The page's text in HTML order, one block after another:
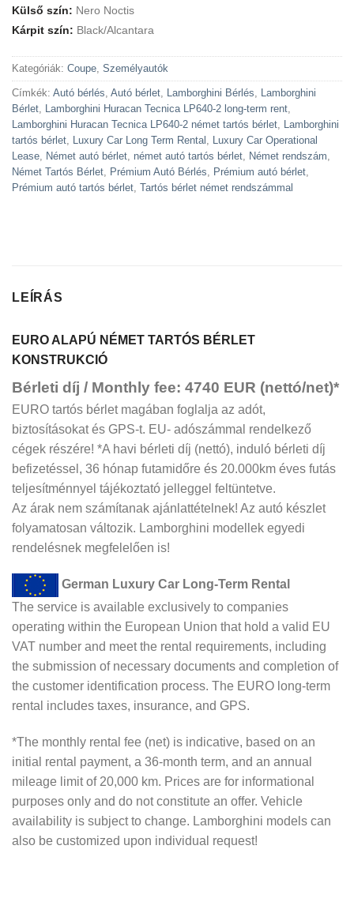
Külső szín: Nero Noctis
Kárpit szín: Black/Alcantara
Kategóriák: Coupe Személyautók
Címkék: Autó bérlés Autó bérlet Lamborghini Bérlés
Lamborghini
Bérlet
Lamborghini Huracan Tecnica LP640-2 long-term rent
Lamborghini Huracan Tecnica LP640-2 német tartós bérlet
Lamborghini
tartós bérlet
Luxury Car Long Term Rental
Luxury Car Operational
Lease
Német autó bérlet német autó tartós bérlet Német rendszám
Német Tartós Bérlet
Prémium Autó Bérlés Prémium autó bérlet
Prémium autó tartós bérlet Tartós bérlet német rendszámmal
LEÍRÁS
EURO ALAPÚ NÉMET TARTÓS BÉRLET
KONSTRUKCIÓ
Bérleti díj / Monthly fee: 4740 EUR (nettó/net)*
EURO tartós bérlet magában foglalja az adót,
biztosításokat és GPS-t. EU- adószámmal rendelkező
cégek részére! *A havi bérleti díj (nettó), induló bérleti díj
befizetéssel, 36 hónap futamidőre és 20.000km éves futás
teljesítménnyel tájékoztató jelleggel feltüntetve.
Az árak nem számítanak ajánlattételnek! Az autó készlet
folyamatosan változik. Lamborghini modellek egyedi
rendelésnek megfelelően is!
German Luxury Car Long-Term Rental
The service is available exclusively to companies
operating within the European Union that hold a valid EU
VAT number and meet the rental requirements, including
the submission of necessary documents and completion of
the customer identification process. The EURO long-term
rental includes taxes, insurance, and GPS.
*The monthly rental fee (net) is indicative, based on an
initial rental payment, a 36-month term, and an annual
mileage limit of 20,000 km. Prices are for informational
purposes only and do not constitute an offer. Vehicle
availability is subject to change. Lamborghini models can
also be customized upon individual request!